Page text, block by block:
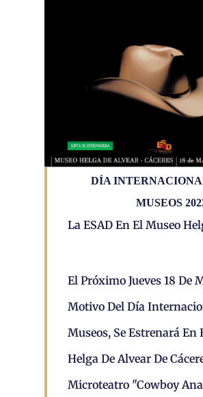
DÍA
MUSEOS
La ESAD En El Museo
El Próximo Jueves 18 De
Motivo Del Día
Museos, Se Estrenará En
Helga De Alvear De
Microteatro "Cowboy